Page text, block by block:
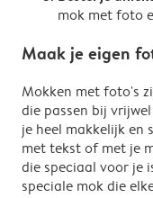
mok met foto
Maak je eigen
Mokken met foto's
die passen bij
je heel makkelijk en
met tekst of met je
die speciaal voor je
speciale mok die